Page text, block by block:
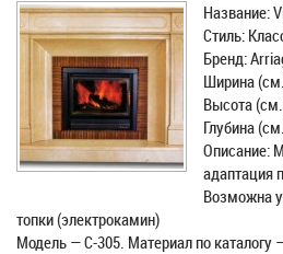
Название:
Стиль:
Бренд:
Ширина
Высота
Глубина
Описание:
адаптация
Возможна
топки (электрокамин)
Модель — С-305. Материал по каталогу